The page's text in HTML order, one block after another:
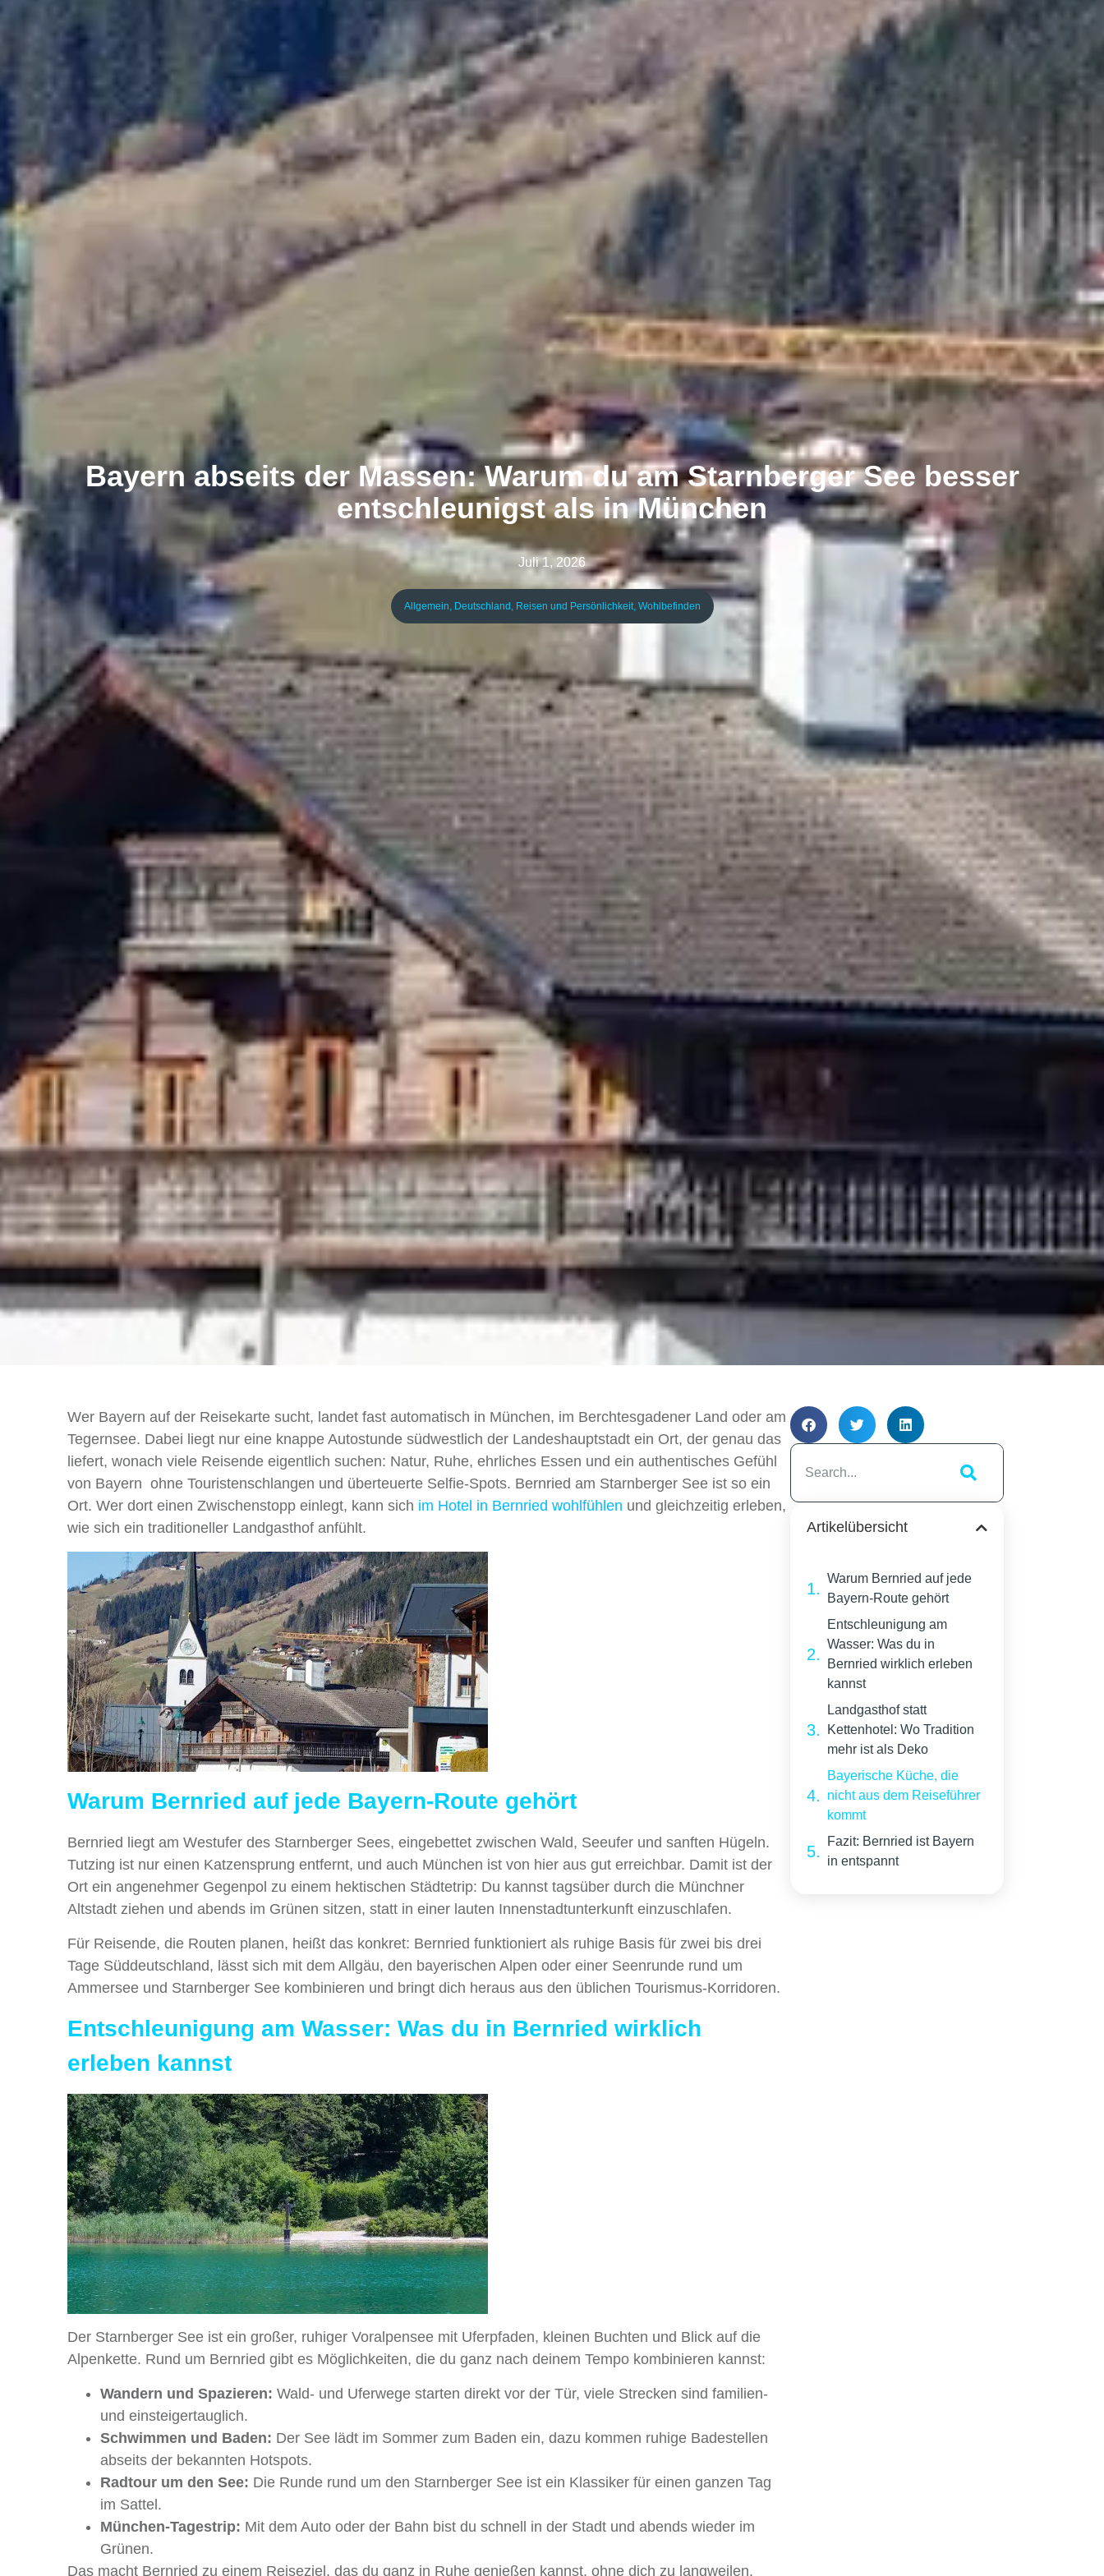
Bayern abseits der Massen: Warum du am Starnberger See besser
entschleunigst als in München
Juli 1, 2026
Allgemein Deutschland Reisen und Persönlichkeit, Wohlbefinden
Wer Bayern auf der Reisekarte sucht, landet fast automatisch in München, im Berchtesgadener Land oder am
Tegernsee. Dabei liegt nur eine knappe Autostunde südwestlich der Landeshauptstadt ein Ort, der genau das
liefert, wonach viele Reisende eigentlich suchen: Natur, Ruhe, ehrliches Essen und ein authentisches Gefühl
von Bayern ohne Touristenschlangen und überteuerte Selfie-Spots. Bernried am Starnberger See ist so ein
Ort. Wer dort einen Zwischenstopp einlegt, kann sich im Hotel in Bernried wohlfühlen und gleichzeitig erleben,
wie sich ein traditioneller Landgasthof anfühlt.
Warum Bernried auf jede Bayern-Route gehört
Bernried liegt am Westufer des Starnberger Sees, eingebettet zwischen Wald, Seeufer und sanften Hügeln.
Tutzing ist nur einen Katzensprung entfernt, und auch München ist von hier aus gut erreichbar. Damit ist der
Ort ein angenehmer Gegenpol zu einem hektischen Städtetrip: Du kannst tagsüber durch die Münchner
Altstadt ziehen und abends im Grünen sitzen, statt in einer lauten Innenstadtunterkunft einzuschlafen.
Für Reisende, die Routen planen, heißt das konkret: Bernried funktioniert als ruhige Basis für zwei bis drei
Tage Süddeutschland, lässt sich mit dem Allgäu, den bayerischen Alpen oder einer Seenrunde rund um
Ammersee und Starnberger See kombinieren und bringt dich heraus aus den üblichen Tourismus-Korridoren.
Entschleunigung am Wasser: Was du in Bernried wirklich
erleben kannst
Der Starnberger See ist ein großer, ruhiger Voralpensee mit Uferpfaden, kleinen Buchten und Blick auf die
Alpenkette. Rund um Bernried gibt es Möglichkeiten, die du ganz nach deinem Tempo kombinieren kannst:
Wandern und Spazieren: Wald- und Uferwege starten direkt vor der Tür, viele Strecken sind familien-
und einsteigertauglich.
Schwimmen und Baden: Der See lädt im Sommer zum Baden ein, dazu kommen ruhige Badestellen
abseits der bekannten Hotspots.
Radtour um den See: Die Runde rund um den Starnberger See ist ein Klassiker für einen ganzen Tag
im Sattel.
München-Tagestrip: Mit dem Auto oder der Bahn bist du schnell in der Stadt und abends wieder im
Grünen.
Das macht Bernried zu einem Reiseziel, das du ganz in Ruhe genießen kannst, ohne dich zu langweilen.
Artikelübersicht
Warum Bernried auf jede
Bayern-Route gehört
Entschleunigung am
Wasser: Was du in
Bernried wirklich erleben
kannst
Landgasthof statt
Kettenhotel: Wo Tradition
mehr ist als Deko
Bayerische Küche, die
nicht aus dem Reiseführer
kommt
Fazit: Bernried ist Bayern
in entspannt